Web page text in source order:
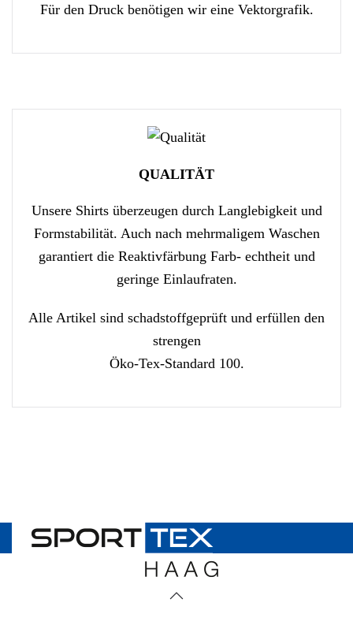
Für den Druck benötigen wir eine Vektorgrafik.
QUALITÄT
Unsere Shirts überzeugen durch Langlebigkeit und
Formstabilität. Auch nach mehrmaligem Waschen
garantiert die Reaktivfärbung Farb- echtheit und
geringe Einlaufraten.
Alle Artikel sind schadstoffgeprüft und erfüllen den
strengen
Öko-Tex-Standard 100.